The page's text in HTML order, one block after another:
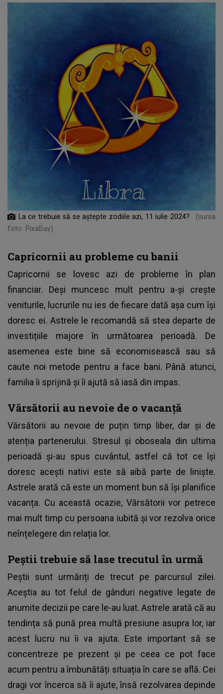
La ce trebuie să se aștepte zodiile azi, 11 iulie 2024?
(sursa
foto: PixaBay)
Capricornii au probleme cu banii
Capricornii se lovesc azi de probleme în plan
financiar. Deși muncesc mult pentru a-și crește
veniturile, lucrurile nu ies de fiecare dată așa cum își
doresc ei. Astrele le recomandă să stea departe de
investițiile majore în următoarea perioadă. De
asemenea este bine să economisească sau să
caute noi metode pentru a face bani. Până atunci,
familia îi sprijină și îi ajută să iasă din impas.
Vărsătorii au nevoie de o vacanță
Vărsătorii au nevoie de puțin timp liber, dar și de
atenția partenerului. Stresul și oboseala din ultima
perioadă și-au spus cuvântul, astfel că tot ce își
doresc acești nativi este să aibă parte de liniște.
Astrele arată că este un moment bun să își planifice
vacanța. Cu această ocazie, Vărsătorii vor petrece
mai mult timp cu persoana iubită și vor rezolva orice
neînțelegere din relația lor.
Peștii trebuie să lase trecutul în urmă
Peștii sunt urmăriți de trecut pe parcursul zilei.
Aceștia au tot felul de gânduri negative legate de
anumite decizii pe care le-au luat. Astrele arată că au
tendința să pună prea multă presiune asupra lor, iar
acest lucru nu îi va ajuta. Este important să se
concentreze pe prezent și pe ceea ce pot face
acum pentru a îmbunătăți situația în care se află. Cei
dragi vor încerca să îi ajute, însă rezolvarea depinde